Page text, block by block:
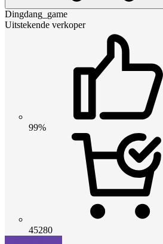
Dingdang_game
Uitstekende verkoper
99%
45280